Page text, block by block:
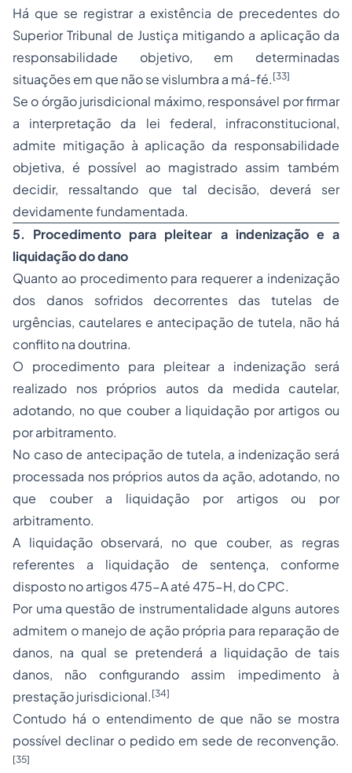
Há que se registrar a existência de precedentes do
Superior Tribunal de Justiça mitigando a aplicação da
responsabilidade objetivo, em determinadas
situações em que não se vislumbra a má-fé. [33]
Se o órgão jurisdicional máximo, responsável por firmar
a interpretação da lei federal, infraconstitucional,
admite mitigação à aplicação da responsabilidade
objetiva, é possível ao magistrado assim também
decidir, ressaltando que tal decisão, deverá ser
devidamente fundamentada.
5. Procedimento para pleitear a indenização e a
liquidação do dano
Quanto ao procedimento para requerer a indenização
dos danos sofridos decorrentes das tutelas de
urgências, cautelares e antecipação de tutela, não há
conflito na doutrina.
O procedimento para pleitear a indenização será
realizado nos próprios autos da medida cautelar,
adotando, no que couber a liquidação por artigos ou
por arbitramento.
No caso de antecipação de tutela, a indenização será
processada nos próprios autos da ação, adotando, no
que couber a liquidação por artigos ou por
arbitramento.
A liquidação observará, no que couber, as regras
referentes a liquidação de sentença, conforme
disposto no artigos 475-A até 475-H, do CPC.
Por uma questão de instrumentalidade alguns autores
admitem o manejo de ação própria para reparação de
danos, na qual se pretenderá a liquidação de tais
danos, não configurando assim impedimento à
prestação jurisdicional. [34]
Contudo há o entendimento de que não se mostra
possível declinar o pedido em sede de reconvenção.
[35]